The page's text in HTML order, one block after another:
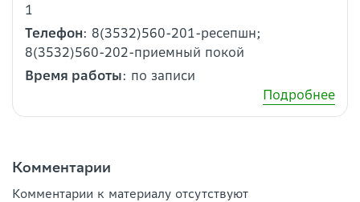
1
Телефон: 8(3532)560-201-ресепшн;
8(3532)560-202-приемный покой
Время работы: по записи
Подробнее
Комментарии
Комментарии к материалу отсутствуют